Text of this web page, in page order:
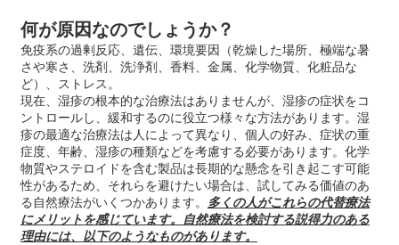
何が原因なのでしょうか？
免疫系の過剰反応、遺伝、環境要因（乾燥した場所、極端な暑
さや寒さ、洗剤、洗浄剤、香料、金属、化学物質、化粧品な
ど）、ストレス。
現在、湿疹の根本的な治療法はありませんが、湿疹の症状をコ
ントロールし、緩和するのに役立つ様々な方法があります。湿
疹の最適な治療法は人によって異なり、個人の好み、症状の重
症度、年齢、湿疹の種類などを考慮する必要があります。化学
物質やステロイドを含む製品は長期的な懸念を引き起こす可能
性があるため、それらを避けたい場合は、試してみる価値のあ
る自然療法がいくつかあります。
多くの人がこれらの代替療法
にメリットを感じています。自然療法を検討する説得力のある
理由には、以下のようなものがあります。